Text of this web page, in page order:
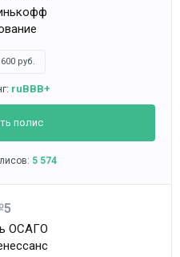
руб.
ruBBB+
полис
5 574
5